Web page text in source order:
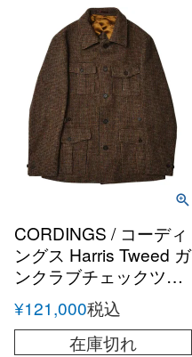
CORDINGS / コーディ
ングス Harris Tweed ガ
ンクラブチェックツイ
ード サファリジャケッ
ト
¥121,000税込
在庫切れ